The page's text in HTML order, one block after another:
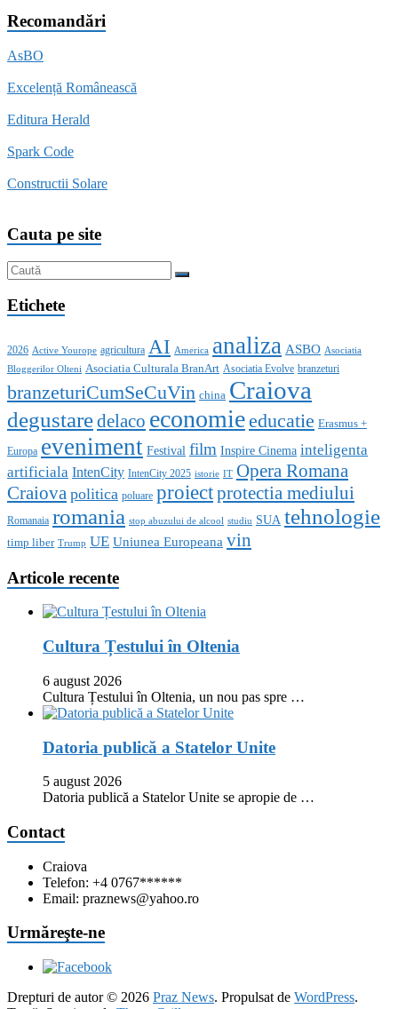
Recomandări
AsBO
Excelență Românească
Editura Herald
Spark Code
Constructii Solare
Cauta pe site
Etichete
2026 Active Yourope agricultura AI America analiza ASBO Asociatia
Bloggerilor Olteni Asociatia Culturala BranArt Asociatia Evolve branzeturi
branzeturiCumSeCuVin china Craiova
degustaredelaco economieeducatie Erasmus +
Europa eveniment Festival film Inspire Cinema inteligenta
artificiala IntenCity IntenCity 2025 istorie IT Opera Romana
Craiova politica poluare proiectprotectia mediului
Romanaia romania stop abuzului de alcool studiu SUA tehnologie
timp liber Trump UE Uniunea Europeana vin
Articole recente
Cultura Țestului în Oltenia
6 august 2026
Cultura Țestului în Oltenia, un nou pas spre …
Datoria publică a Statelor Unite
5 august 2026
Datoria publică a Statelor Unite se apropie de …
Contact
Craiova
Telefon: +4 0767******
Email: praznews@yahoo.ro
Urmăreşte-ne
Drepturi de autor © 2026 Praz News. Propulsat de WordPress.